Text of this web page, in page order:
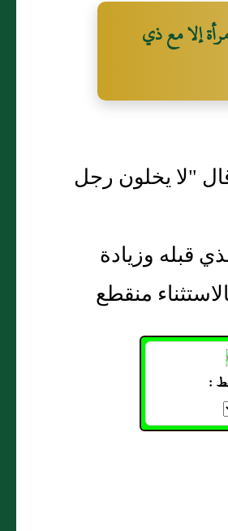
إلا مع ذي
"لا يخلون رجل
قبله وزيادة
منقطع
: